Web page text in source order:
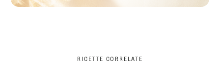
RICETTE CORRELATE